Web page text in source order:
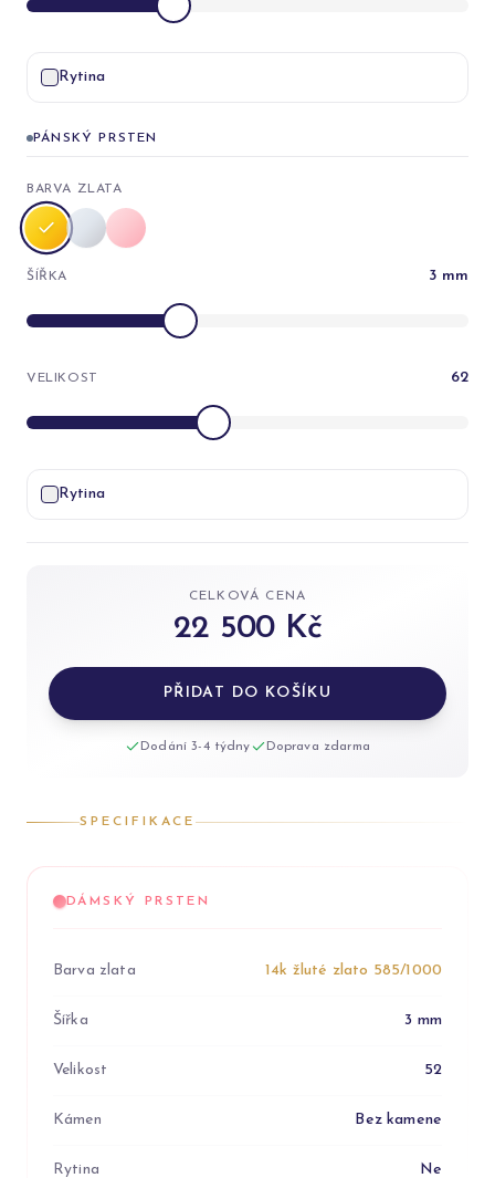
Rytina
PÁNSKÝ PRSTEN
BARVA ZLATA
ŠÍŘKA 3 mm
VELIKOST 62
Rytina
CELKOVÁ CENA
22 500 Kč
PŘIDAT DO KOŠÍKU
Dodání 3-4 týdny Doprava zdarma
SPECIFIKACE
DÁMSKÝ PRSTEN
Barva zlata 14k žluté zlato 585/1000
Šířka 3 mm
Velikost 52
Kámen Bez kamene
Rytina Ne